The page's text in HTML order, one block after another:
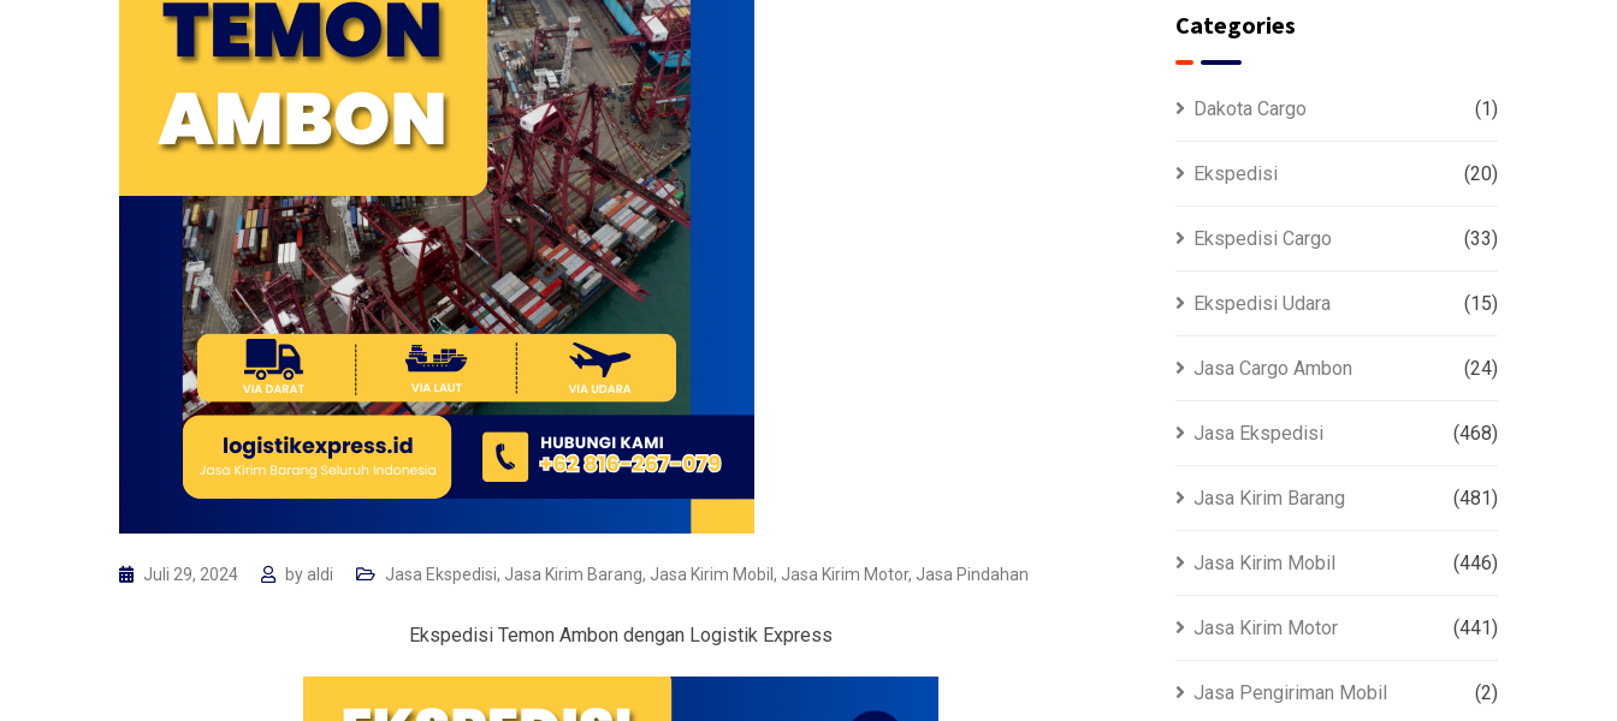
Juli 29, 2024 by aldi Jasa Ekspedisi, Jasa Kirim Barang, Jasa Kirim Mobil , Jasa Kirim Motor, Jasa Pindahan
Ekspedisi Temon Ambon dengan Logistik Express
Categories
Dakota Cargo (1)
Ekspedisi (20)
Ekspedisi Cargo (33)
Ekspedisi Udara (15)
Jasa Cargo Ambon (24)
Jasa Ekspedisi (468)
Jasa Kirim Barang (481)
Jasa Kirim Mobil (446)
Jasa Kirim Motor (441)
Jasa Pengiriman Mobil (2)